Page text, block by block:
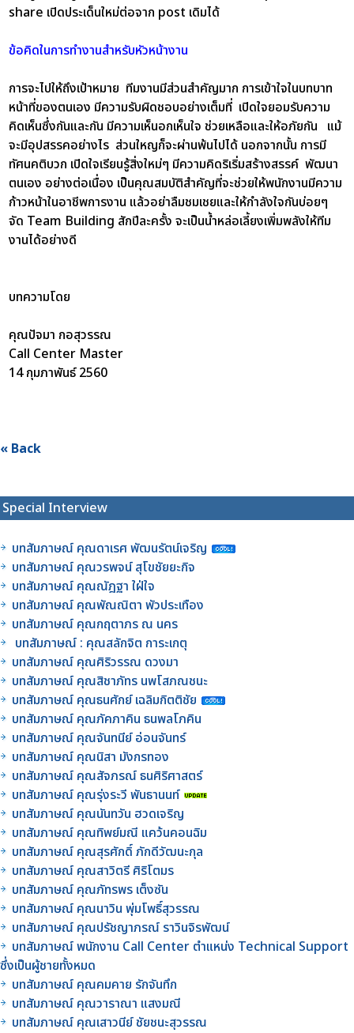
share เปิดประเด็นใหม่ต่อจาก post เดิมได้
ข้อคิดในการทำงานสำหรับหัวหน้างาน
การจะไปให้ถึงเป้าหมาย ทีมงานมีส่วนสำคัญมาก การเข้าใจในบทบาท
หน้าที่ของตนเอง มีความรับผิดชอบอย่างเต็มที่ เปิดใจยอมรับความ
คิดเห็นซึ่งกันและกัน มีความเห็นอกเห็นใจ ช่วยเหลือและให้อภัยกัน แม้
จะมีอุปสรรคอย่างไร ส่วนใหญก็จะผ่านพ้นไปได้ นอกจากนั้น การมี
ทัศนคติบวก เปิดใจเรียนรู้สิ่งใหม่ๆ มีความคิดริเริ่มสร้างสรรค์ พัฒนา
ตนเอง อย่างต่อเนื่อง เป็นคุณสมบัติสำคัญที่จะช่วยให้พนักงานมีความ
ก้าวหน้าในอาชีพการงาน แล้วอย่าลืมชมเชยและให้กำลังใจกันบ่อยๆ
จัด Team Building สักปีละครั้ง จะเป็นน้ำหล่อเลี้ยงเพิ่มพลังให้ทีม
งานได้อย่างดี
บทความโดย
คุณปัจมา กอสุวรรณ
Call Center Master
14 กุมภาพันธ์ 2560
« Back
Special Interview
บทสัมภาษณ์ คุณดาเรศ พัฒนรัตน์เจริญ
บทสัมภาษณ์ คุณวรพจน์ สุโขชัยยะกิจ
บทสัมภาษณ์ คุณณัฎฐา ใฝ่ใจ
บทสัมภาษณ์ คุณพัณณิตา พัวประเทือง
บทสัมภาษณ์ คุณกฤตาภร ณ นคร
บทสัมภาษณ์ : คุณสลักจิต การะเกตุ
บทสัมภาษณ์ คุณศิริวรรณ ดวงมา
บทสัมภาษณ์ คุณสิชาภัทร นพโสภณชนะ
บทสัมภาษณ์ คุณธนศักย์ เฉลิมกิตติชัย
บทสัมภาษณ์ คุณภัคภาคิน ธนพลโภคิน
บทสัมภาษณ์ คุณจันทนีย์ อ่อนจันทร์
บทสัมภาษณ์ คุณนิสา มังกรทอง
บทสัมภาษณ์ คุณสัจภรณ์ ธนศิริศาสตร์
บทสัมภาษณ์ คุณรุ่งระวี พันธานนท์
บทสัมภาษณ์ คุณนันทวัน ฮวดเจริญ
บทสัมภาษณ์ คุณทิพย์มณี แคว้นคอนฉิม
บทสัมภาษณ์ คุณสุรศักดิ์ ภักดีวัฒนะกุล
บทสัมภาษณ์ คุณสาวิตรี ศิริโตมร
บทสัมภาษณ์ คุณภัทรพร เต็งซัน
บทสัมภาษณ์ คุณนาวิน พุ่มโพธิ์สุวรรณ
บทสัมภาษณ์ คุณปรัชญาภรณ์ ราวินจิรพัฒน์
บทสัมภาษณ์ พนักงาน Call Center ตำแหน่ง Technical Support
ซึ่งเป็นผู้ชายทั้งหมด
บทสัมภาษณ์ คุณคมคาย รักจันทึก
บทสัมภาษณ์ คุณวาราณา แสงมณี
บทสัมภาษณ์ คุณเสาวนีย์ ชัยชนะสุวรรณ